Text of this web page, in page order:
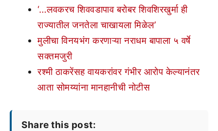
‘…लवकरच शिववडापाव बरोबर शिवशिरखुर्मा ही
राज्यातील जनतेला चाखायला मिळेल’
मुलीचा विनयभंग करणाऱ्या नराधम बापाला ५ वर्षे
सक्तमजुरी
रश्मी ठाकरेंसह वायकरांवर गंभीर आरोप केल्यानंतर
आता सोमय्यांना मानहानीची नोटीस
Share this post: